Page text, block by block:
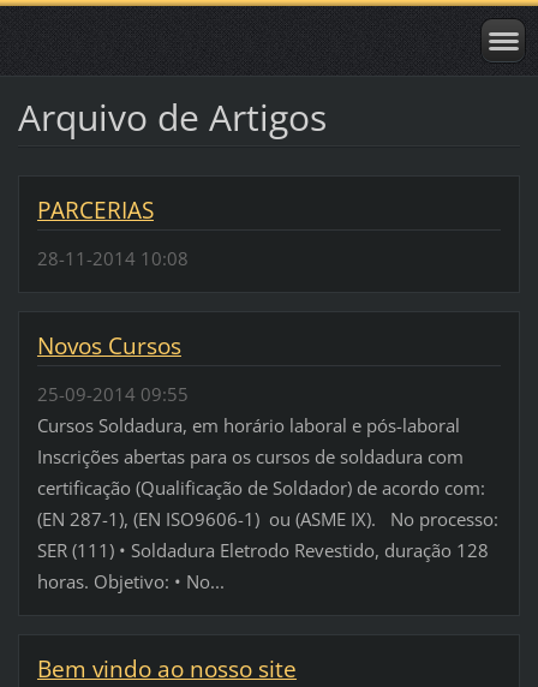
Arquivo de Artigos
PARCERIAS
28-11-2014 10:08
Novos Cursos
25-09-2014 09:55
Cursos Soldadura, em horário laboral e pós-laboral
Inscrições abertas para os cursos de soldadura com
certificação (Qualificação de Soldador) de acordo com:
(EN 287-1), (EN ISO9606-1) ou (ASME IX). No processo:
SER (111) • Soldadura Eletrodo Revestido, duração 128
horas. Objetivo: • No...
Bem vindo ao nosso site